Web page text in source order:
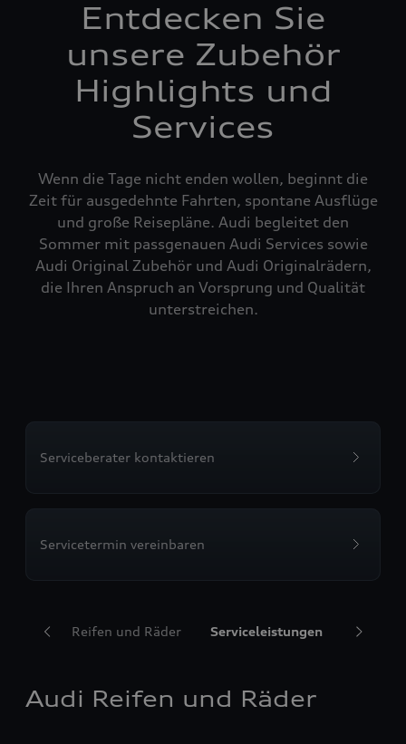
Entdecken Sie
unsere Zubehör
Highlights und
Services
Wenn die Tage nicht enden wollen, beginnt die
Zeit für ausgedehnte Fahrten, spontane Ausflüge
und große Reisepläne. Audi begleitet den
Sommer mit passgenauen Audi Services sowie
Audi Original Zubehör und Audi Originalrädern,
die Ihren Anspruch an Vorsprung und Qualität
unterstreichen.
Serviceberater kontaktieren
Servicetermin vereinbaren
Audi Reifen und Räder Serviceleistungen
Audi Reifen und Räder